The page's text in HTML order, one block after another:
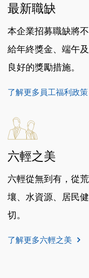
最新職缺
本企業招募職缺將
給年終獎金、端午
良好的獎勵措施。
了解更多員工福利政策
六輕之美
六輕從無到有，從
壤、水資源、居民
切。
了解更多六輕之美